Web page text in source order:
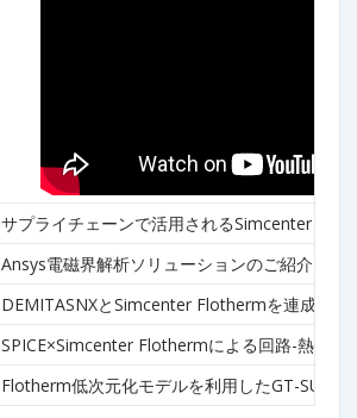
サプライチェーンで活用されるSimcenter
Ansys電磁界解析ソリューションのご紹介～
DEMITASNXとSimcenter Flothermを連成した
SPICE×Simcenter Flothermによる回路-熱連
Flotherm低次元化モデルを利用したGT-